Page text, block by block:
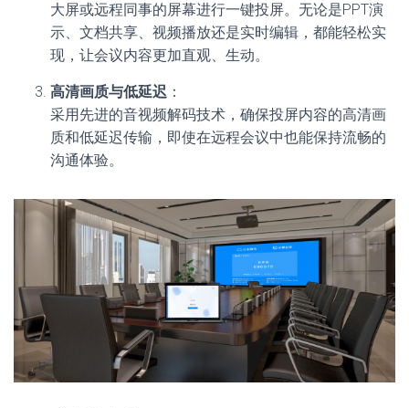
大屏或远程同事的屏幕进行一键投屏。无论是PPT演
示、文档共享、视频播放还是实时编辑，都能轻松实
现，让会议内容更加直观、生动。
高清画质与低延迟 ：
采用先进的音视频解码技术，确保投屏内容的高清画
质和低延迟传输，即使在远程会议中也能保持流畅的
沟通体验。